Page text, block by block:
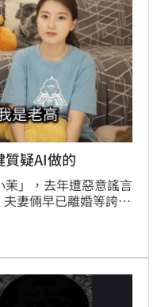
疑AI做的
」，去年遭惡意謠言
妻倆早已離婚等誇張
中「現聲」！但影片
高過去都避開講政
高今年開始上傳的影
一定是他本人拍的。